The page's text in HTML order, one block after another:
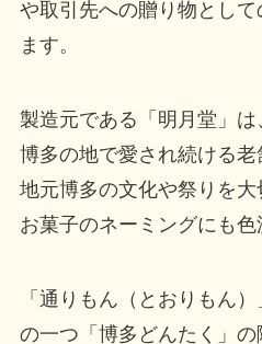
や取引先への贈り物とし
ます。
製造元である「明月堂」は
博多の地で愛され続ける老
地元博多の文化や祭りを
お菓子のネーミングにも色
「通りもん（とおりもん
の一つ「博多どんたく」